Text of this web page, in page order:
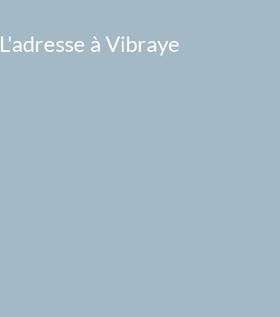
L'adresse à Vibraye